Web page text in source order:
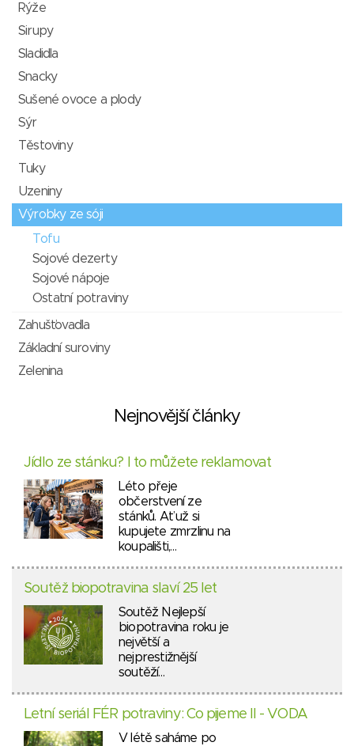
Rýže
Sirupy
Sladidla
Snacky
Sušené ovoce a plody
Sýr
Těstoviny
Tuky
Uzeniny
Výrobky ze sóji
Tofu
Sojové dezerty
Sojové nápoje
Ostatní potraviny
Zahušťovadla
Základní suroviny
Zelenina
Nejnovější články
Jídlo ze stánku? I to můžete reklamovat
Léto přeje
občerstvení ze
stánků. Ať už si
kupujete zmrzlinu na
koupališti,…
Soutěž biopotravina slaví 25 let
Soutěž Nejlepší
biopotravina roku je
největší a
nejprestižnější
soutěží…
Letní seriál FÉR potraviny: Co pijeme II - VODA
V létě saháme po